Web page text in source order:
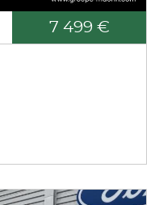
7 499 €